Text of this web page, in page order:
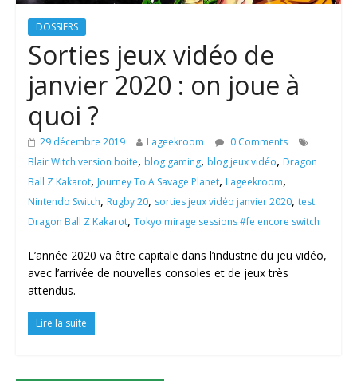
DOSSIERS
Sorties jeux vidéo de
janvier 2020 : on joue à
quoi ?
29 décembre 2019 Lageekroom
0 Comments
Blair Witch version boite, blog gaming, blog jeux vidéo, Dragon
Ball Z Kakarot, Journey To A Savage Planet, Lageekroom,
Nintendo Switch, Rugby 20, sorties jeux vidéo janvier 2020, test
Dragon Ball Z Kakarot, Tokyo mirage sessions #fe encore switch
L’année 2020 va être capitale dans l’industrie du jeu vidéo,
avec l’arrivée de nouvelles consoles et de jeux très
attendus.
Lire la suite